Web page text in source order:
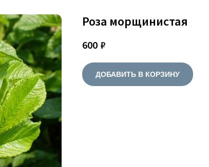
Роза морщинистая
600 ₽
ДОБАВИТЬ В КОРЗИНУ